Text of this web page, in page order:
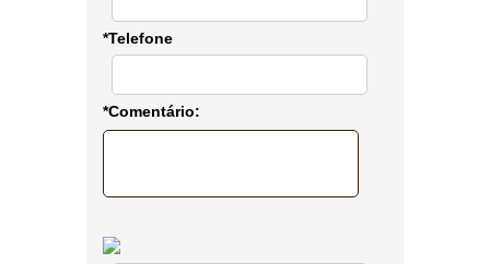
*Telefone
*Comentário: